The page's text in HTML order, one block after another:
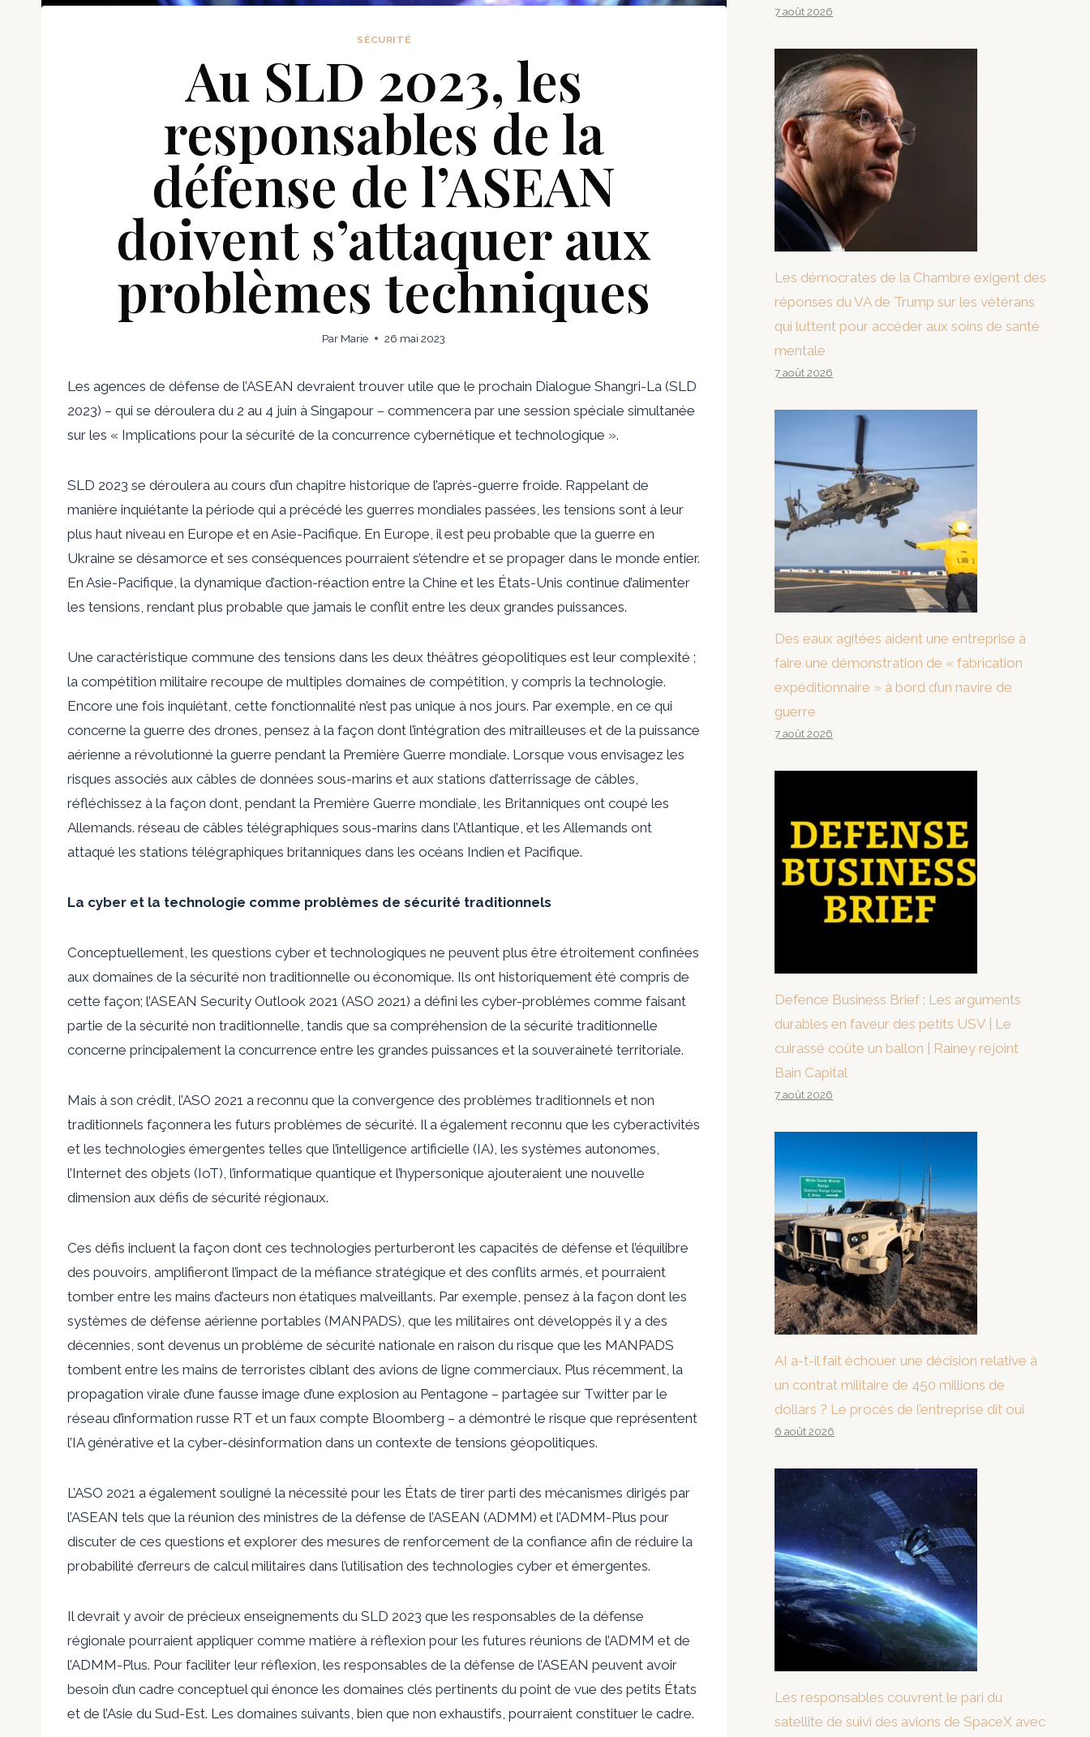
SÉCURITÉ
Au SLD 2023, les
responsables de la
défense de l’ASEAN
doivent s’attaquer aux
problèmes techniques
Par Marie 26 mai 2023
Les agences de défense de l’ASEAN devraient trouver utile que le prochain Dialogue Shangri-La (SLD
2023) – qui se déroulera du 2 au 4 juin à Singapour – commencera par une session spéciale simultanée
sur les « Implications pour la sécurité de la concurrence cybernétique et technologique ».
SLD 2023 se déroulera au cours d’un chapitre historique de l’après-guerre froide. Rappelant de
manière inquiétante la période qui a précédé les guerres mondiales passées, les tensions sont à leur
plus haut niveau en Europe et en Asie-Pacifique. En Europe, il est peu probable que la guerre en
Ukraine se désamorce et ses conséquences pourraient s’étendre et se propager dans le monde entier.
En Asie-Pacifique, la dynamique d’action-réaction entre la Chine et les États-Unis continue d’alimenter
les tensions, rendant plus probable que jamais le conflit entre les deux grandes puissances.
Une caractéristique commune des tensions dans les deux théâtres géopolitiques est leur complexité ;
la compétition militaire recoupe de multiples domaines de compétition, y compris la technologie.
Encore une fois inquiétant, cette fonctionnalité n’est pas unique à nos jours. Par exemple, en ce qui
concerne la guerre des drones, pensez à la façon dont l’intégration des mitrailleuses et de la puissance
aérienne a révolutionné la guerre pendant la Première Guerre mondiale. Lorsque vous envisagez les
risques associés aux câbles de données sous-marins et aux stations d’atterrissage de câbles,
réfléchissez à la façon dont, pendant la Première Guerre mondiale, les Britanniques ont coupé les
Allemands. réseau de câbles télégraphiques sous-marins dans l’Atlantique, et les Allemands ont
attaqué les stations télégraphiques britanniques dans les océans Indien et Pacifique.
La cyber et la technologie comme problèmes de sécurité traditionnels
Conceptuellement, les questions cyber et technologiques ne peuvent plus être étroitement confinées
aux domaines de la sécurité non traditionnelle ou économique. Ils ont historiquement été compris de
cette façon; l’ASEAN Security Outlook 2021 (ASO 2021) a défini les cyber-problèmes comme faisant
partie de la sécurité non traditionnelle, tandis que sa compréhension de la sécurité traditionnelle
concerne principalement la concurrence entre les grandes puissances et la souveraineté territoriale.
Mais à son crédit, l’ASO 2021 a reconnu que la convergence des problèmes traditionnels et non
traditionnels façonnera les futurs problèmes de sécurité. Il a également reconnu que les cyberactivités
et les technologies émergentes telles que l’intelligence artificielle (IA), les systèmes autonomes,
l’Internet des objets (IoT), l’informatique quantique et l’hypersonique ajouteraient une nouvelle
dimension aux défis de sécurité régionaux.
Ces défis incluent la façon dont ces technologies perturberont les capacités de défense et l’équilibre
des pouvoirs, amplifieront l’impact de la méfiance stratégique et des conflits armés, et pourraient
tomber entre les mains d’acteurs non étatiques malveillants. Par exemple, pensez à la façon dont les
systèmes de défense aérienne portables (MANPADS), que les militaires ont développés il y a des
décennies, sont devenus un problème de sécurité nationale en raison du risque que les MANPADS
tombent entre les mains de terroristes ciblant des avions de ligne commerciaux. Plus récemment, la
propagation virale d’une fausse image d’une explosion au Pentagone – partagée sur Twitter par le
réseau d’information russe RT et un faux compte Bloomberg – a démontré le risque que représentent
l’IA générative et la cyber-désinformation dans un contexte de tensions géopolitiques.
L’ASO 2021 a également souligné la nécessité pour les États de tirer parti des mécanismes dirigés par
l’ASEAN tels que la réunion des ministres de la défense de l’ASEAN (ADMM) et l’ADMM-Plus pour
discuter de ces questions et explorer des mesures de renforcement de la confiance afin de réduire la
probabilité d’erreurs de calcul militaires dans l’utilisation des technologies cyber et émergentes.
Il devrait y avoir de précieux enseignements du SLD 2023 que les responsables de la défense
régionale pourraient appliquer comme matière à réflexion pour les futures réunions de l’ADMM et de
l’ADMM-Plus. Pour faciliter leur réflexion, les responsables de la défense de l’ASEAN peuvent avoir
besoin d’un cadre conceptuel qui énonce les domaines clés pertinents du point de vue des petits États
et de l’Asie du Sud-Est. Les domaines suivants, bien que non exhaustifs, pourraient constituer le cadre.
7 août 2026
Les démocrates de la Chambre exigent des
réponses du VA de Trump sur les vétérans
qui luttent pour accéder aux soins de santé
mentale
7 août 2026
Des eaux agitées aident une entreprise à
faire une démonstration de « fabrication
expéditionnaire » à bord d’un navire de
guerre
7 août 2026
Defence Business Brief : Les arguments
durables en faveur des petits USV | Le
cuirassé coûte un ballon | Rainey rejoint
Bain Capital
7 août 2026
AI a-t-il fait échouer une décision relative à
un contrat militaire de 450 millions de
dollars ? Le procès de l’entreprise dit oui
6 août 2026
Les responsables couvrent le pari du
satellite de suivi des avions de SpaceX avec